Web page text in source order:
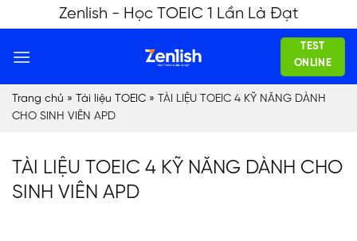
to
content
Zenlish - Học TOEIC 1 Lần Là Đạt
TEST
ONLINE
Trang chủ » Tài liệu TOEIC » TÀI LIỆU TOEIC 4 KỸ NĂNG DÀNH
CHO SINH VIÊN APD
TÀI LIỆU TOEIC 4 KỸ NĂNG DÀNH CHO
SINH VIÊN APD